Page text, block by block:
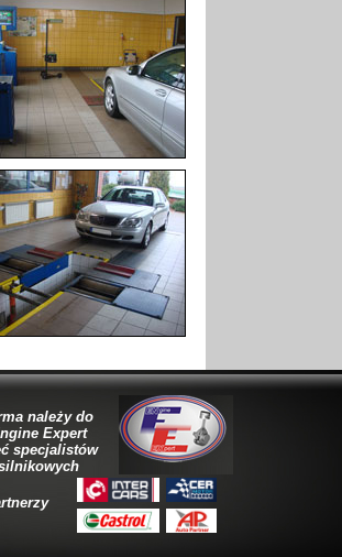
należy do
Expert
specjalistów